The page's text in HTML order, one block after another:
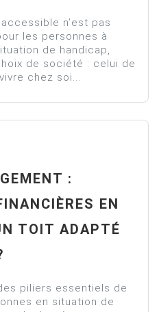
n’est pas
les personnes à
de handicap,
de société : celui de
chez soi...
:
EN
TOIT ADAPTÉ
piliers essentiels de
en situation de